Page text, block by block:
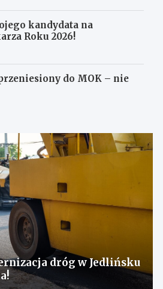
kandydata na
Roku 2026!
do MOK – nie
dróg w Jedlińsku